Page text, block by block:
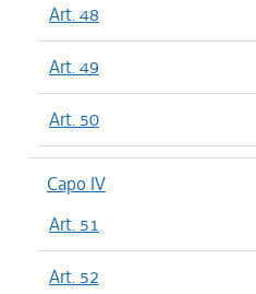
Art. 48
Art. 49
Art. 50
Capo IV
Art. 51
Art. 52